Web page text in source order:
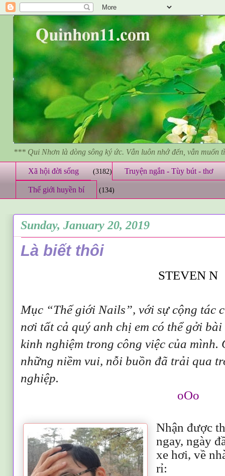
*** Qui Nhơn là dòng sông ký ức. Vẫn luôn nhớ đến, vẫn muốn
Xã hội đời sống (3182) Truyện ngắn - Tùy bút - thơ
Thế giới huyền bí (134)
Sunday, January 20, 2019
Là biết thôi
STEVEN N
Mục “Thế giới Nails”, với sự cộng tác
nơi tất cả quý anh chị em có thể gởi
kinh nghiệm trong công việc của mình.
những niềm vui, nỗi buồn đã trải qua
nghiệp.
oOo
Nhận được
ngay, ngày
xe hơi, về
rỉ: